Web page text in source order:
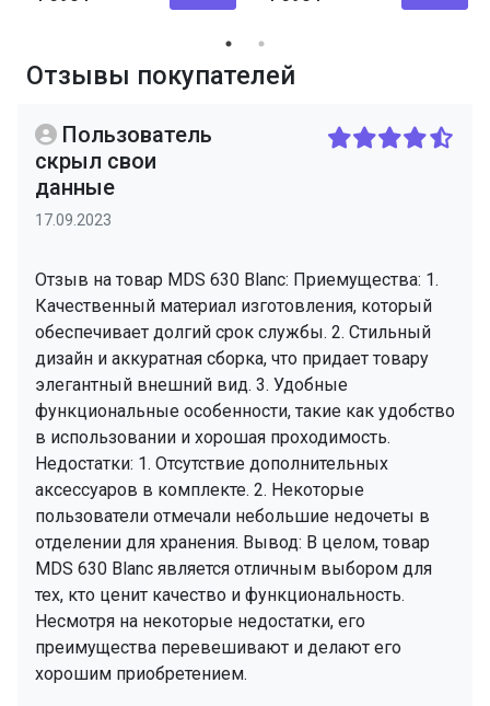
Отзывы покупателей
Пользователь
скрыл свои
данные
17.09.2023
Отзыв на товар MDS 630 Blanc: Приемущества: 1.
Качественный материал изготовления, который
обеспечивает долгий срок службы. 2. Стильный
дизайн и аккуратная сборка, что придает товару
элегантный внешний вид. 3. Удобные
функциональные особенности, такие как удобство
в использовании и хорошая проходимость.
Недостатки: 1. Отсутствие дополнительных
аксессуаров в комплекте. 2. Некоторые
пользователи отмечали небольшие недочеты в
отделении для хранения. Вывод: В целом, товар
MDS 630 Blanc является отличным выбором для
тех, кто ценит качество и функциональность.
Несмотря на некоторые недостатки, его
преимущества перевешивают и делают его
хорошим приобретением.